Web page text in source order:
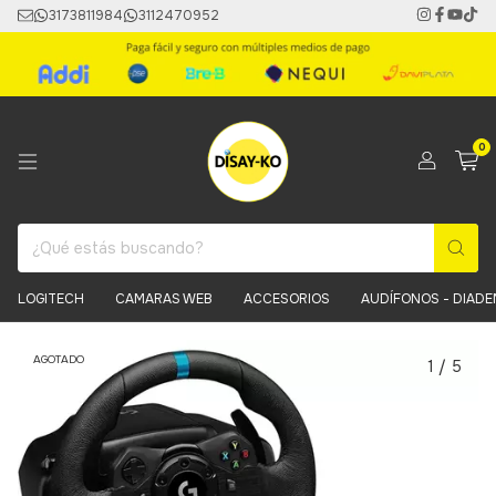
3173811984 3112470952
0
LOGITECH CAMARAS WEB ACCESORIOS AUDÍFONOS -
AGOTADO 1 / 5